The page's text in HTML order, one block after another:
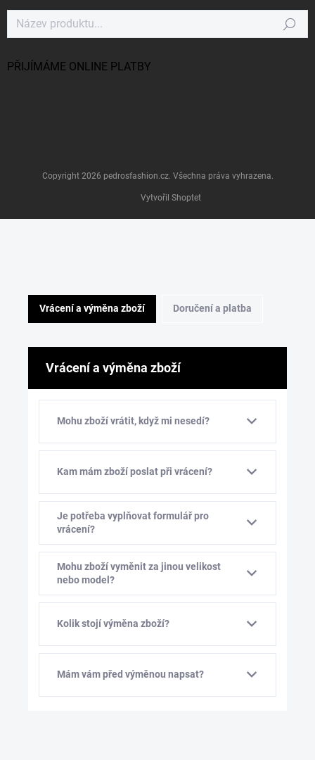
Hledat
PŘIJÍMÁME ONLINE PLATBY
Vytvořil Shoptet
Copyright 2026 pedrosfashion.cz. Všechna práva vyhrazena.
Vrácení a výměna zboží Doručení a platba
Vrácení a výměna zboží
Mohu zboží vrátit, když mi nesedí?
Kam mám zboží poslat při vrácení?
Je potřeba vyplňovat formulář pro
vrácení?
Mohu zboží vyměnit za jinou velikost
nebo model?
Kolik stojí výměna zboží?
Mám vám před výměnou napsat?